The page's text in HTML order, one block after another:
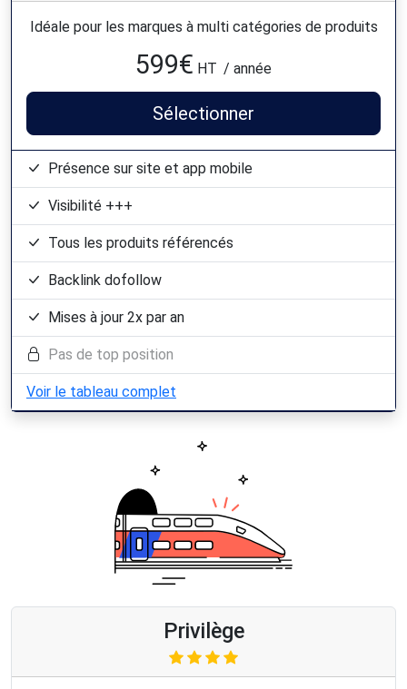
Idéale pour les marques à multi catégories de produits
599€ HT / année
Sélectionner
Présence sur site et app mobile
Visibilité +++
Tous les produits référencés
Backlink dofollow
Mises à jour 2x par an
Pas de top position
Voir le tableau complet
Privilège